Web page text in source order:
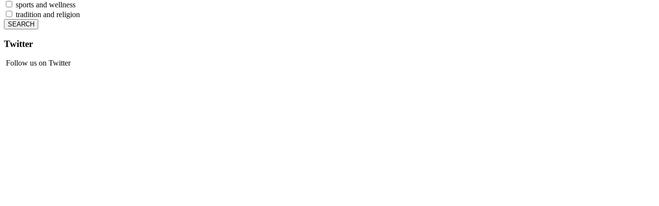
sports and wellness
tradition and religion
Twitter
Follow us on Twitter